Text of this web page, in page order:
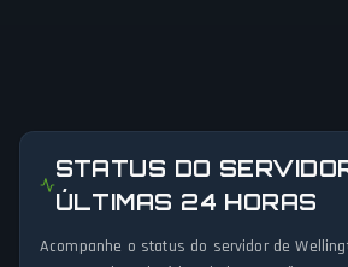
STATUS DO
ÚLTIMAS 24 HORAS
Acompanhe o status do servidor de